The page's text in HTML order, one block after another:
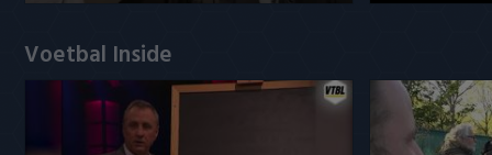
Voetbal Inside